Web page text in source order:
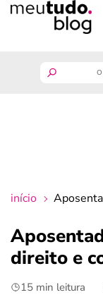
crédito fácil
últimas
início
direito e
15 min leitura